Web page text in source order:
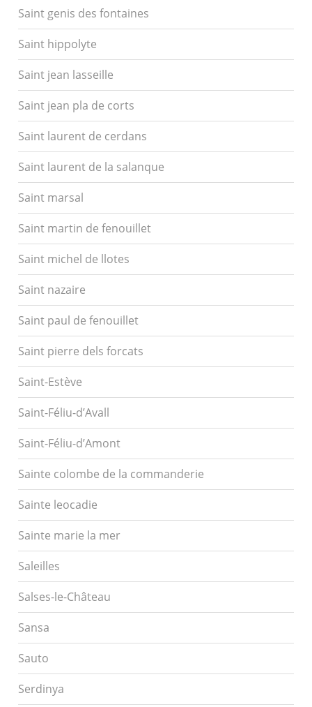
Saint genis des fontaines
Saint hippolyte
Saint jean lasseille
Saint jean pla de corts
Saint laurent de cerdans
Saint laurent de la salanque
Saint marsal
Saint martin de fenouillet
Saint michel de llotes
Saint nazaire
Saint paul de fenouillet
Saint pierre dels forcats
Saint-Estève
Saint-Féliu-d’Avall
Saint-Féliu-d’Amont
Sainte colombe de la commanderie
Sainte leocadie
Sainte marie la mer
Saleilles
Salses-le-Château
Sansa
Sauto
Serdinya